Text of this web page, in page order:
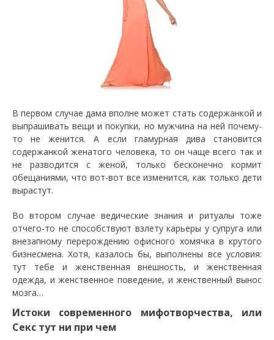
В первом случае дама вполне может стать содержанкой и
выпрашивать вещи и покупки, но мужчина на ней почему-
то не женится. А если гламурная дива становится
содержанкой женатого человека, то он чаще всего так и
не разводится с женой, только бесконечно кормит
обещаниями, что вот-вот все изменится, как только дети
вырастут.
Во втором случае ведические знания и ритуалы тоже
отчего-то не способствуют взлету карьеры у супруга или
внезапному перерождению офисного хомячка в крутого
бизнесмена. Хотя, казалось бы, выполнены все условия:
тут тебе и женственная внешность, и женственная
одежда, и женственное поведение, и женственный вынос
мозга…
Истоки современного мифотворчества, или
Секс тут ни при чем